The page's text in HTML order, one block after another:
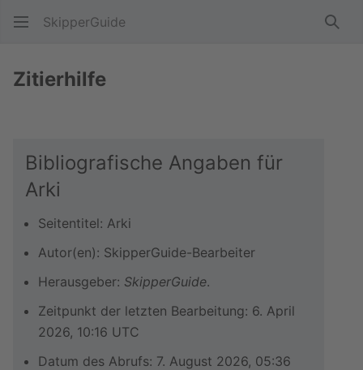
SkipperGuide
Zitierhilfe
Bibliografische Angaben für
Arki
Seitentitel: Arki
Autor(en): SkipperGuide-Bearbeiter
Herausgeber: SkipperGuide.
Zeitpunkt der letzten Bearbeitung: 6. April
2026, 10:16 UTC
Datum des Abrufs: 7. August 2026, 05:36